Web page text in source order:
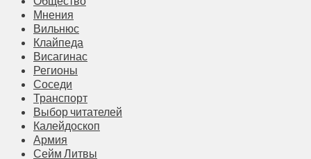
Мнения
Вильнюс
Клайпеда
Висагинас
Регионы
Соседи
Транспорт
Выбор читателей
Калейдоскоп
Армия
Сейм Литвы